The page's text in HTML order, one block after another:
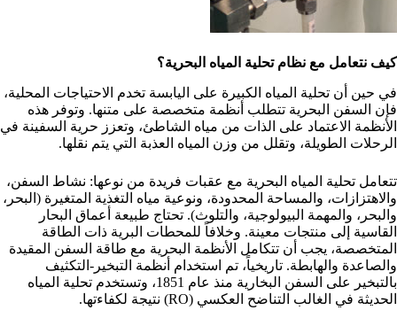
كيف نتعامل مع نظام تحلية المياه البحرية؟
في حين أن تحلية المياه الكبيرة على اليابسة تخدم الاحتياجات المحلية،
فإن السفن البحرية تتطلب أنظمة متخصصة على متنها. وتوفر هذه
الأنظمة الاعتماد على الذات من مياه الشاطئ، وتعزز حرية السفينة في
الرحلات الطويلة، وتقلل من وزن المياه العذبة التي يتم نقلها.
تتعامل تحلية المياه البحرية مع عقبات فريدة من نوعها: نشاط السفن،
والاهتزازات، والمساحة المحدودة، ونوعية مياه التغذية المتغيرة (البحر،
والبحر، والمهمة البيولوجية، والتلوث). تحتاج طبيعة أعماق البحار
القاسية إلى منتجات معينة. وخلافاً للمحطات البرية ذات الطاقة
المتخصصة، يجب أن تتكامل الأنظمة البحرية مع طاقة السفن المقيدة
والصاعدة والهابطة. تاريخياً، تم استخدام أنظمة التبخير-التكثيف
بالتبخير على السفن البخارية منذ عام 1851، وتستخدم تحلية المياه
الحديثة في الغالب التناضح العكسي (RO) نتيجة لكفاءتها.